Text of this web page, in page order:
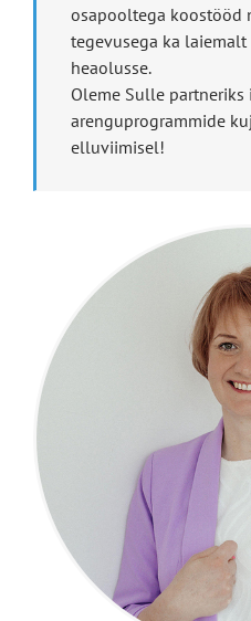
osapooltega koostööd
tegevusega ka
heaolusse.
Oleme Sulle partneriks
arenguprogrammide
elluviimisel!